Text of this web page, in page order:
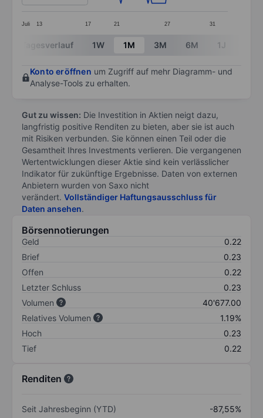
Juli 13 17 21 27 31
End of interactive chart.
Tagesverlauf 1W 1M 3M 6M 1J
Konto eröffnen um Zugriff auf mehr Diagramm- und
Analyse-Tools zu erhalten.
Gut zu wissen: Die Investition in Aktien neigt dazu,
langfristig positive Renditen zu bieten, aber sie ist auch
mit Risiken verbunden. Sie können einen Teil oder die
Gesamtheit Ihres Investments verlieren. Die vergangenen
Wertentwicklungen dieser Aktie sind kein verlässlicher
Indikator für zukünftige Ergebnisse. Daten von externen
Anbietern wurden von Saxo nicht
verändert. Vollständiger Haftungsausschluss für
Daten ansehen.
Börsennotierungen
Geld
0.22
Brief
0.23
Offen
0.22
Letzter Schluss
0.23
Volumen
40'677.00
Relatives Volumen
1.19%
Hoch
0.23
Tief
0.22
Renditen
Seit Jahresbeginn (YTD)
-87,55%